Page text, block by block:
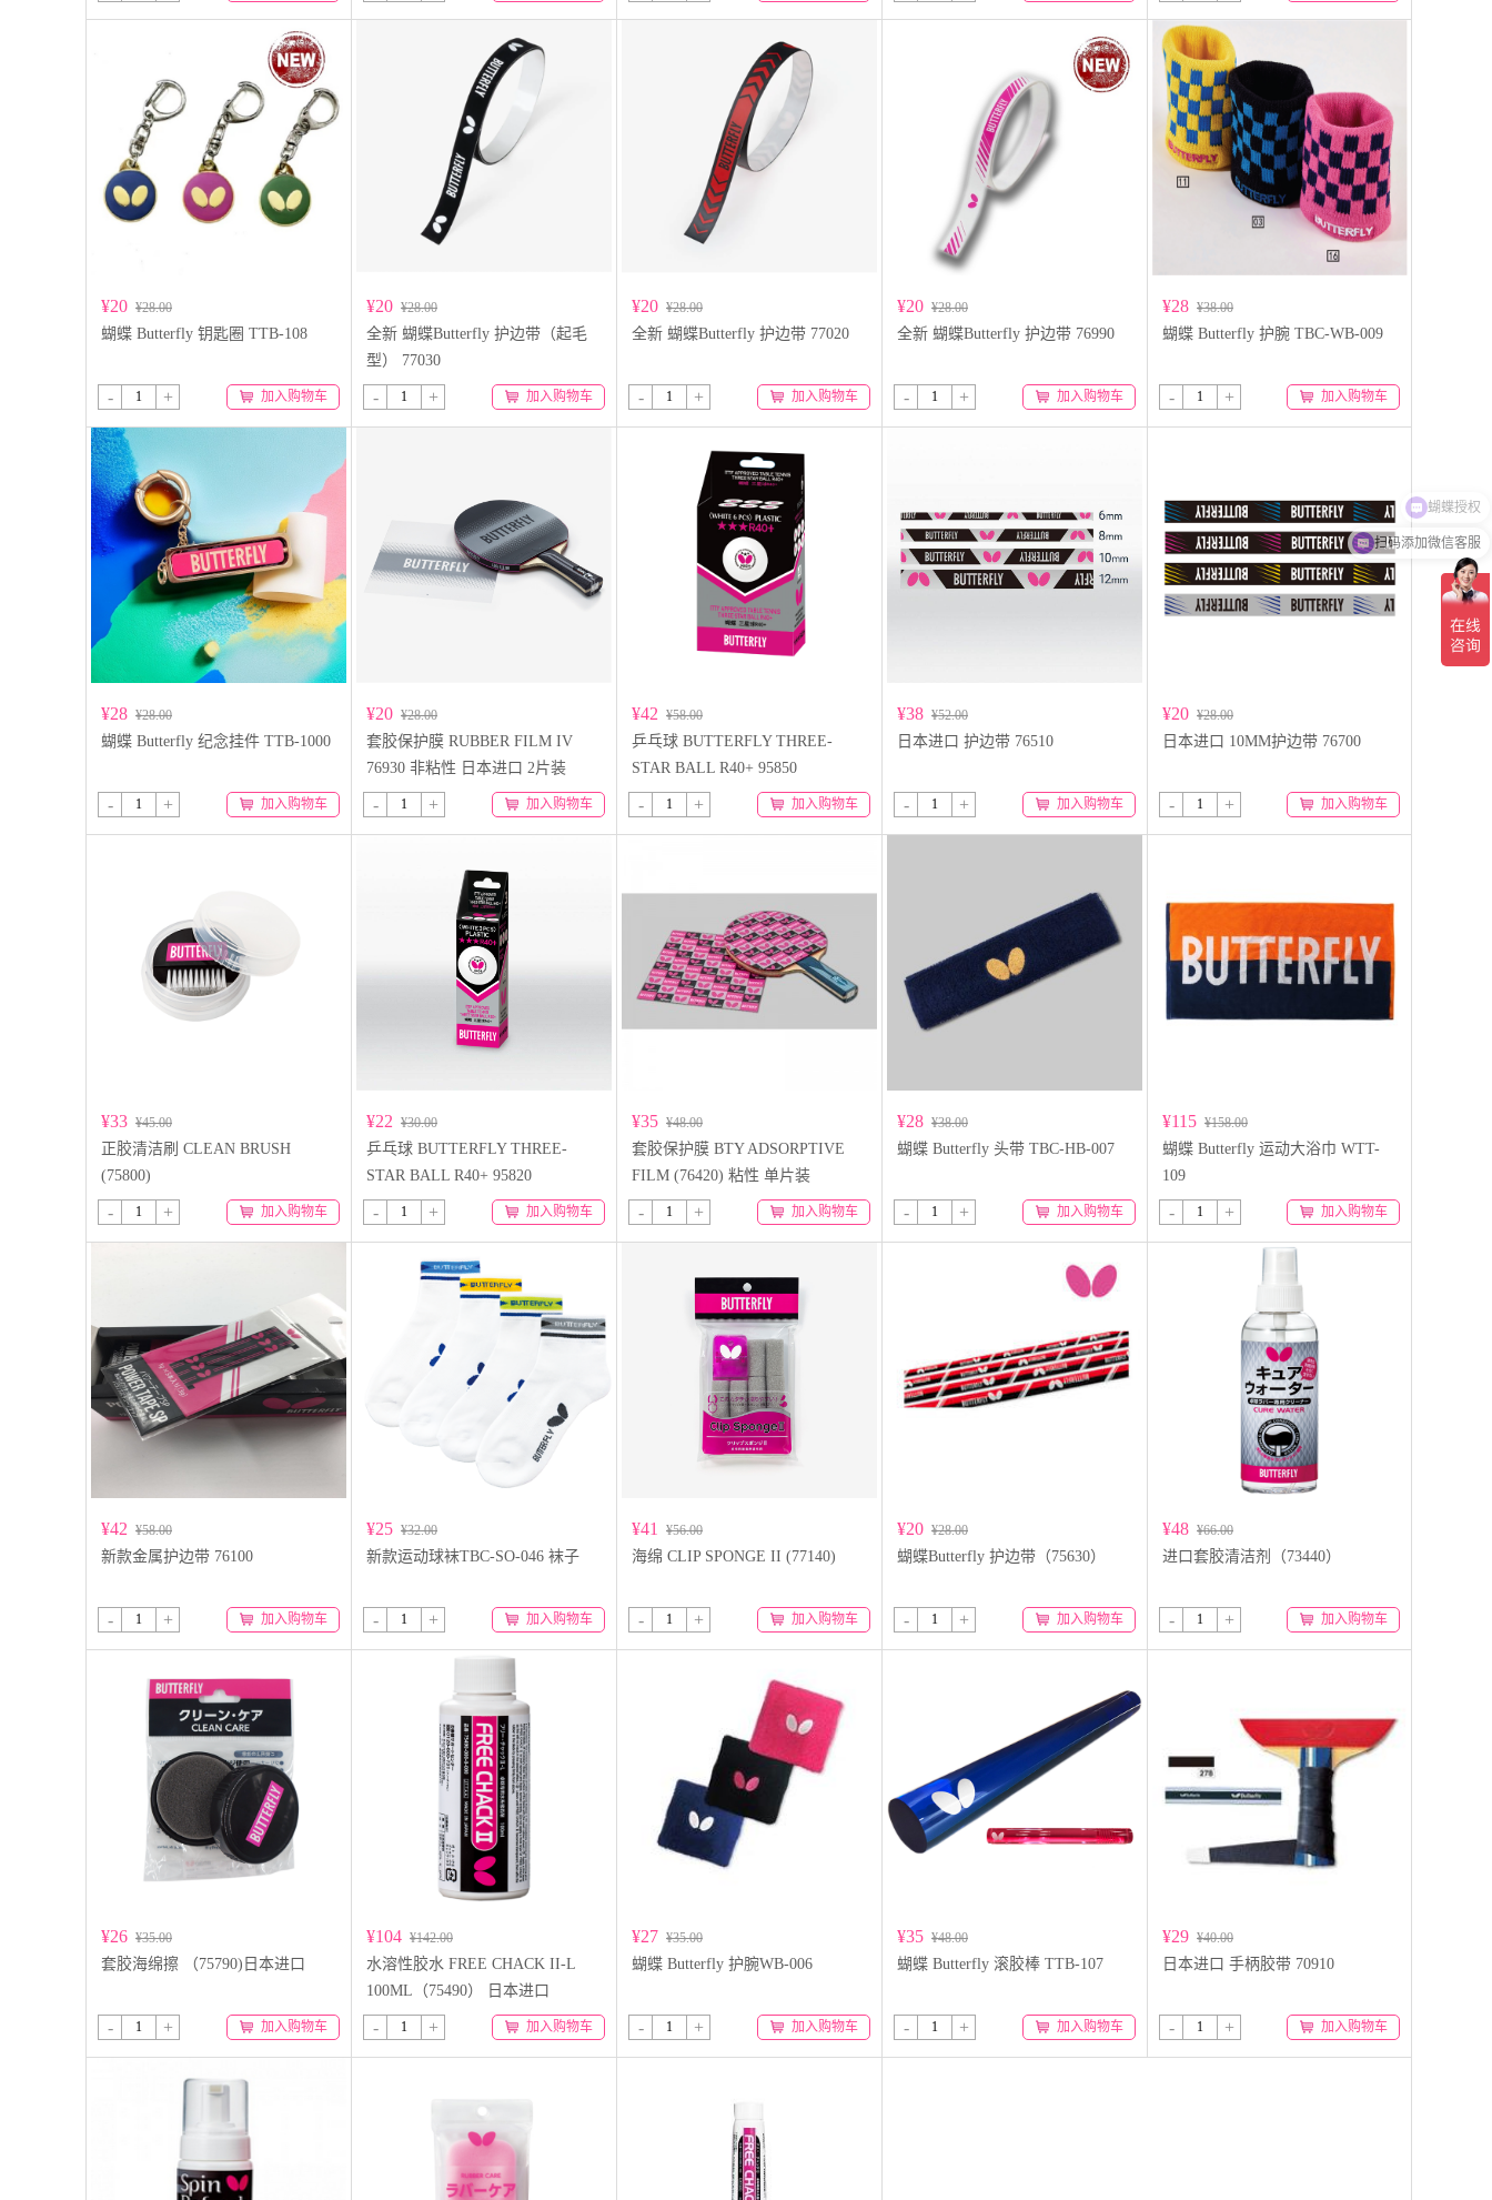
¥20 ¥28.00
蝴蝶 Butterfly 钥匙圈 TTB-108
- + 加入购物车
¥20 ¥28.00
全新 蝴蝶Butterfly 护边带（起毛
型） 77030
- + 加入购物车
¥20 ¥28.00
全新 蝴蝶Butterfly 护边带 77020
- + 加入购物车
¥20 ¥28.00
全新 蝴蝶Butterfly 护边带 76990
- + 加入购物车
¥28 ¥38.00
蝴蝶 Butterfly 护腕 TBC-WB-009
- + 加入购物车
¥28 ¥28.00
蝴蝶 Butterfly 纪念挂件 TTB-1000
- + 加入购物车
¥20 ¥28.00
套胶保护膜 RUBBER FILM IV
76930 非粘性 日本进口 2片装
- + 加入购物车
¥42 ¥58.00
乒乓球 BUTTERFLY THREE-
STAR BALL R40+ 95850
- + 加入购物车
¥38 ¥52.00
日本进口 护边带 76510
- + 加入购物车
¥20 ¥28.00
日本进口 10MM护边带 76700
- + 加入购物车
¥33 ¥45.00
正胶清洁刷 CLEAN BRUSH
(75800)
- + 加入购物车
¥22 ¥30.00
乒乓球 BUTTERFLY THREE-
STAR BALL R40+ 95820
- + 加入购物车
¥35 ¥48.00
套胶保护膜 BTY ADSORPTIVE
FILM (76420) 粘性 单片装
- + 加入购物车
¥28 ¥38.00
蝴蝶 Butterfly 头带 TBC-HB-007
- + 加入购物车
¥115 ¥158.00
蝴蝶 Butterfly 运动大浴巾 WTT-
109
- + 加入购物车
¥42 ¥58.00
新款金属护边带 76100
- + 加入购物车
¥25 ¥32.00
新款运动球袜TBC-SO-046 袜子
- + 加入购物车
¥41 ¥56.00
海绵 CLIP SPONGE II (77140)
- + 加入购物车
¥20 ¥28.00
蝴蝶Butterfly 护边带（75630）
- + 加入购物车
¥48 ¥66.00
进口套胶清洁剂（73440）
- + 加入购物车
¥26 ¥35.00
套胶海绵擦 （75790)日本进口
- + 加入购物车
¥104 ¥142.00
水溶性胶水 FREE CHACK II-L
100ML（75490） 日本进口
- + 加入购物车
¥27 ¥35.00
蝴蝶 Butterfly 护腕WB-006
- + 加入购物车
¥35 ¥48.00
蝴蝶 Butterfly 滚胶棒 TTB-107
- + 加入购物车
¥29 ¥40.00
日本进口 手柄胶带 70910
- + 加入购物车
扫码添加微信客服